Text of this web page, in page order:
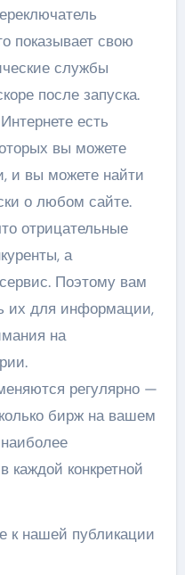
показывает свою
службы
после запуска.
есть
вы можете
и вы можете найти
о любом сайте.
отрицательные
а
Поэтому вам
их для информации,
на
регулярно —
бирж на вашем
каждой конкретной
к нашей публикации